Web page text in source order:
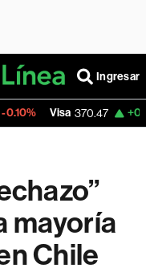
Ingresar
+0.52%
mayoría
Chile